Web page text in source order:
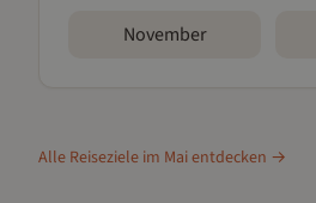
November
Alle Reiseziele im Maientdecken →